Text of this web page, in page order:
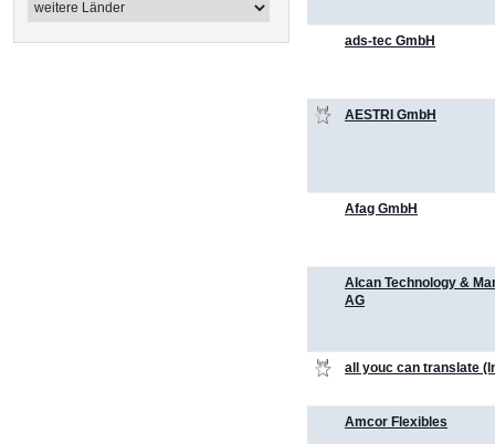
ads-tec GmbH
AESTRI GmbH
Afag GmbH
Alcan Technology &
AG
all youc can translate
Amcor Flexibles